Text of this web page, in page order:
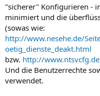
"sicherer" Konfigurieren -
minimiert und die
(sowas wie:
http://www.nesehe.de/
oetig_dienste_deakt.html
bzw. http://
Und die Benutzerrechte
verwendet.